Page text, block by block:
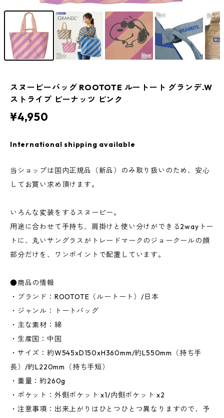
スヌーピーバッグ ROOTOTE ルートート グランデ.W
ストライプ ピーナッツ ピンク
¥4,950
International shipping available
当ショップは国内正規品（新品）のみ取り扱いのため、安心
してお買い求め頂けます。
いろんな変装をするスヌーピー。
用途に合わせて手持ち、肩掛けと使い分けができる2wayトー
トに、丸いサングラスがトレードマークのジョークールの顔
部分だけを、ワンポイントで配置しています。
●商品の情報
・ブランド：ROOTOTE（ルートート）/日本
・ジャンル：トートバッグ
・主な素材：綿
・生産国：中国
・サイズ：約W545xD150xH360mm/約L550mm（持ち手
長）/約L220mm（持ち手短）
・重量：約260g
・ポケット：外側ポケット x1/内側ポケット x2
・注意事項：出来上がりはひとつひとつ異なりますので、予